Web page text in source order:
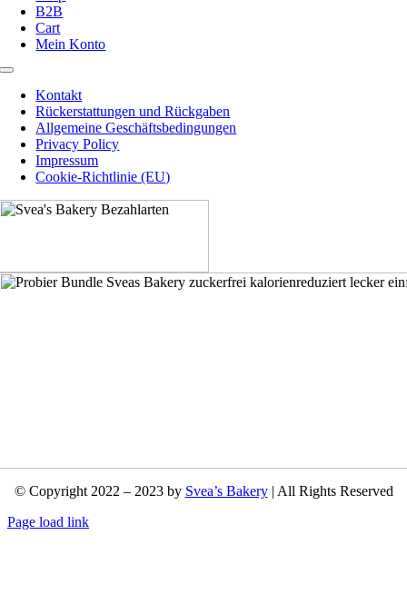
B2B
Cart
Mein Konto
Toggle
Navigation
Kontakt
Rückerstattungen und Rückgaben
Allgemeine Geschäftsbedingungen
Privacy Policy
Impressum
Cookie-Richtlinie (EU)
© Copyright 2022 – 2023 by Svea’s Bakery| All Rights Reserved
Page load link